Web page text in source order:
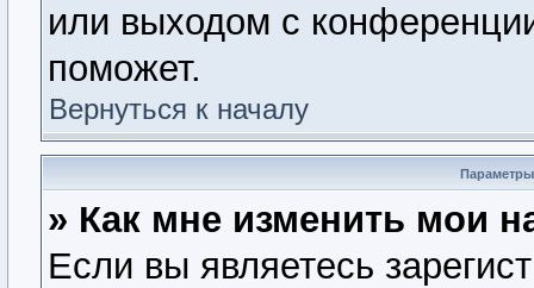
или выходом с
поможет.
Вернуться к началу
Параметры
» Как мне изменить мои
Если вы являетесь